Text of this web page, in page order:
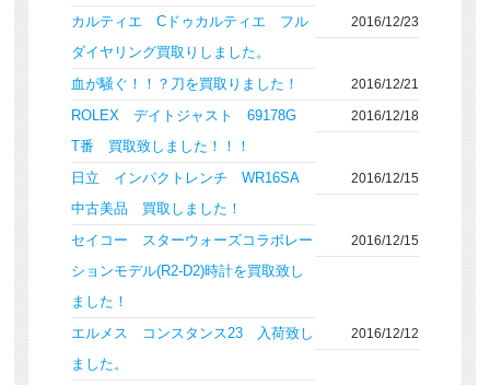
カルティエ Cドゥカルティエ フル
ダイヤリング買取りしました。
2016/12/23
血が騒ぐ！！？刀を買取りました！ 2016/12/21
ROLEX デイトジャスト 69178G
T番 買取致しました！！！
2016/12/18
日立 インパクトレンチ WR16SA
中古美品 買取しました！
2016/12/15
セイコー スターウォーズコラボレー
ションモデル(R2-D2)時計を買取致し
ました！
2016/12/15
エルメス コンスタンス23 入荷致し
ました。
2016/12/12